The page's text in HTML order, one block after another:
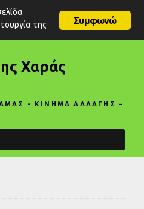
Χαράς
• ΚΙΝΗΜΑ ΑΛΛΑΓΗΣ –
Συμφωνώ
της